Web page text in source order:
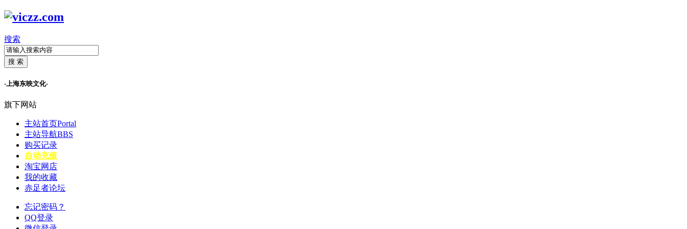
搜索
搜 索
-上海东映文化-
旗下网站
主站首页Portal
主站导航BBS
购买记录
自动充值
淘宝网店
我的收藏
赤足者论坛
忘记密码？
QQ登录